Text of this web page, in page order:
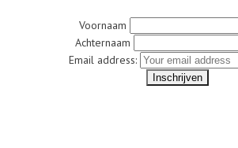
Voornaam
Achternaam
Email address: